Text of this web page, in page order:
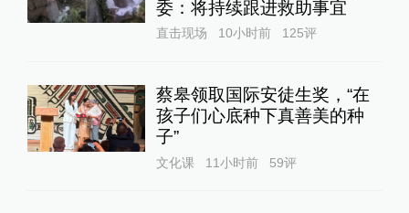
委：将持续跟进救助事宜
直击现场 10小时前 125评
蔡皋领取国际安徒生奖，“在
孩子们心底种下真善美的种
子”
文化课 11小时前 59评